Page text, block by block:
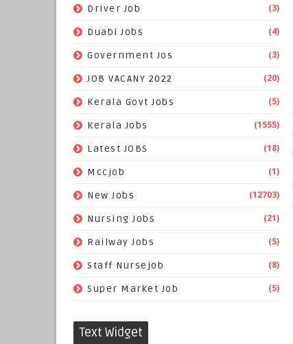
Driver Job (3)
Duabi Jobs (4)
Government Jos (3)
JOB VACANY 2022 (20)
Kerala Govt Jobs (5)
Kerala Jobs (1555)
Latest JOBS (18)
Mccjob (1)
New Jobs (12703)
Nursing Jobs (21)
Railway Jobs (5)
Staff Nursejob (8)
Super Market Job (5)
Text Widget